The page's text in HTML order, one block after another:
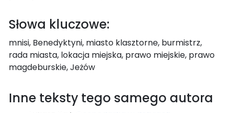
Słowa kluczowe:
mnisi, Benedyktyni, miasto klasztorne, burmistrz,
rada miasta, lokacja miejska, prawo miejskie, prawo
magdeburskie, Jeżów
Inne teksty tego samego autora